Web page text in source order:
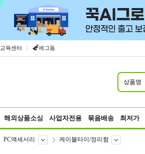
교육센터 | 에그돔
상품명
해외상품소싱 사업자전용 묶음배송 최저가
PC액세서리 케이블타이/정리함